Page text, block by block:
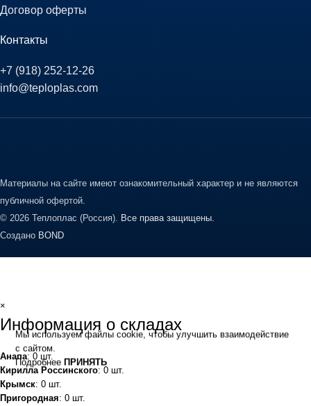
Договор оферты
Контакты
+7 (918) 252-12-26
info@teploplas.com
Материалы на сайте имеют ознакомительный характер и не являются
публичной офертой.
© 2026 Теплоплас (Россия). Все права защищены.
Создано BOND
Мы используем файлы cookie, чтобы улучшить взаимодействие
с сайтом.
Подробнее ПРИНЯТЬ
×
Информация о складах
Анапа: 0 шт.
Кирилла Россинского: 0 шт.
Крымск: 0 шт.
Пригородная: 0 шт.